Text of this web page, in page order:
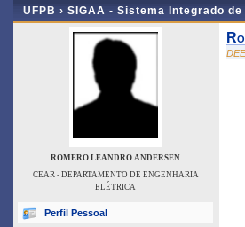
UFPB › SIGAA - Sistema Integrado
ROMERO LEANDRO ANDERSEN
CEAR - DEPARTAMENTO DE ENGENHARIA
ELÉTRICA
Perfil Pessoal